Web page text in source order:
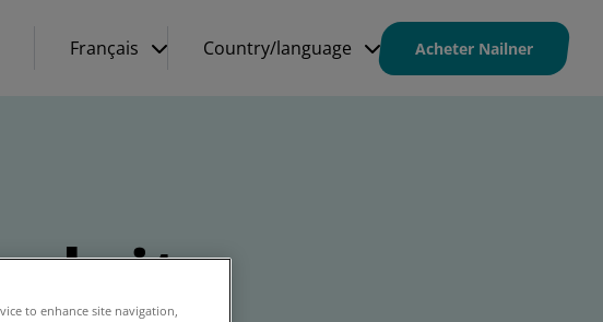
Français Country/language Acheter Nailner
to enhance site navigation,